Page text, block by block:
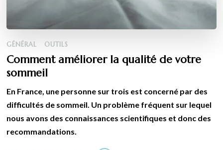
GÉNÉRAL OUTILS
Comment améliorer la qualité de votre
sommeil
En France, une personne sur trois est concerné par des
difficultés de sommeil. Un problème fréquent sur lequel
nous avons des connaissances scientifiques et donc des
recommandations.